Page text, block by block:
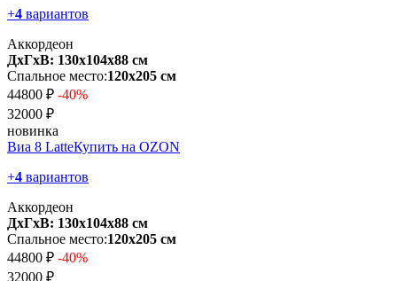
+4 вариантов
Аккордеон
ДхГхВ: 130х104x88 см
Спальное место:120х205 см
44800 ₽ -40%
32000 ₽
новинка
Виа 8 LatteКупить на OZON
+4 вариантов
Аккордеон
ДхГхВ: 130х104x88 см
Спальное место:120х205 см
44800 ₽ -40%
32000 ₽